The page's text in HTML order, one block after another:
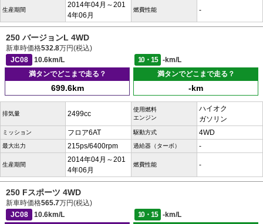
生産期間
2014年04月～201
4年06月
燃費性能 -
250 バージョンL 4WD
新車時価格532.8万円(税込)
JC08
10.6km/L 10・15
-km/L
満タンでどこまで走る？
699.6km
満タンでどこまで走る？
-km
排気量 2499cc
使用燃料
エンジン
ハイオク
ガソリン
ミッション フロア6AT 駆動方式 4WD
最大出力 215ps/6400rpm 過給器（ターボ） -
生産期間
2014年04月～201
4年06月
燃費性能 -
250 Fスポーツ 4WD
新車時価格565.7万円(税込)
JC08
10.6km/L 10・15
-km/L